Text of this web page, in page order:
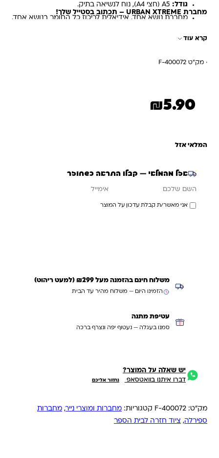
גודל:
מחברת נושא אחד, אידיאלית לריכוז כל החומר בנושא אחד.
מחברת URBAN XTREME – תכתוב בסטייל שלך!
קרא עוד
· מק"ט F-400072
₪5.90
המלאי אזל
אזל מהמלאי — קבלו התראה כשחוזר
אני מאשר/ת קבלת עדכון על המוצר
משלוח חינם בהזמנה מעל ₪299 (למעט ריהוט)
הזמינו היום — משלוח מהיר עד הבית
עטיפת מתנה
סמנו בעגלה — נעטוף יפה ונצרף ברכה
יש שאלה על המוצר?
דברו איתנו בוואטסאפ נחזור אליכם
מק"ט: F-400072 קטגוריות: מחברות ומוצרי נייר, מחברות
ספירלה, ציוד חזרה לבית הספר